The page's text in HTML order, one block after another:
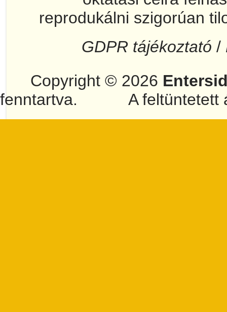
reprodukálni szigorúan
GDPR tájékoztató /
Copyright © 2026
fenntartva.
A feltüntetett